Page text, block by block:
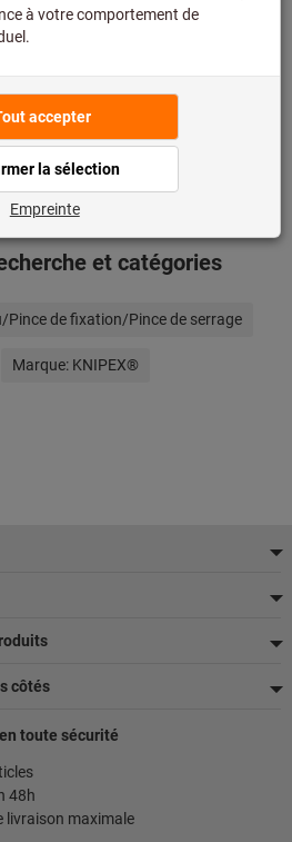
documents
et catégories
Pince de fixation/Pince de serrage
Marque: KNIPEX®
côtés
toute sécurité
48h
livraison maximale